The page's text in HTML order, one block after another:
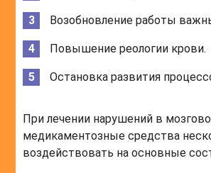
Возобновление работы
Повышение реологии крови.
Остановка развития
При лечении нарушений в
медикаментозные средства
воздействовать на основные